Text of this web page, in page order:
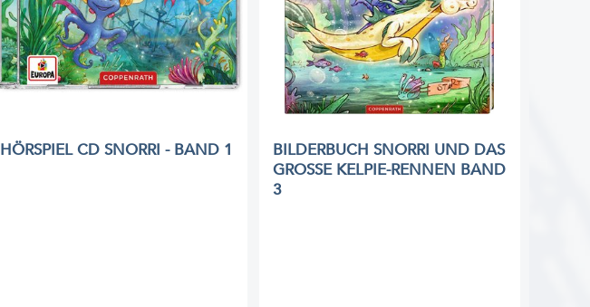
HÖRSPIEL CD SNORRI - BAND 1
BILDERBUCH SNORRI UND DAS
GROSSE KELPIE-RENNEN BAND 3